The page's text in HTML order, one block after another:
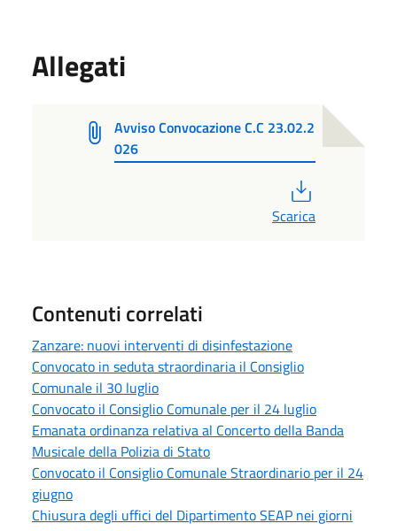
Allegati
Avviso Convocazione C.C 23.02.2
026
Scarica
Contenuti correlati
Zanzare: nuovi interventi di disinfestazione
Convocato in seduta straordinaria il Consiglio
Comunale il 30 luglio
Convocato il Consiglio Comunale per il 24 luglio
Emanata ordinanza relativa al Concerto della Banda
Musicale della Polizia di Stato
Convocato il Consiglio Comunale Straordinario per il 24
giugno
Chiusura degli uffici del Dipartimento SEAP nei giorni